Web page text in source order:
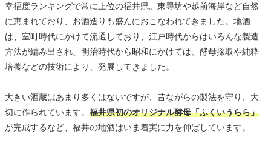
幸福度ランキングで常に上位の福井県。東尋坊や越前海岸など自然
に恵まれており、お酒造りも盛んにおこなわれてきました。地酒
は、室町時代にかけて流通しており、江戸時代からはいろんな製造
方法が編み出され、明治時代から昭和にかけては、酵母採取や純粋
培養などの技術により、発展してきました。
大きい酒蔵はあまり多くはないですが、昔ながらの製法を守り、大
切に作られています。 福井県初のオリジナル酵母「ふくいうらら」
が完成するなど、福井の地酒はいま着実に力を伸ばしています。